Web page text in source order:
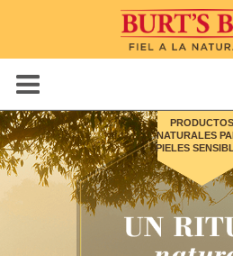
PRODUCTOS
NATURALES
PIELES